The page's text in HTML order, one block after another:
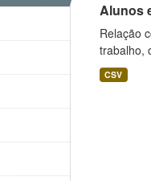
Alunos
Relação
trabalho,
CSV